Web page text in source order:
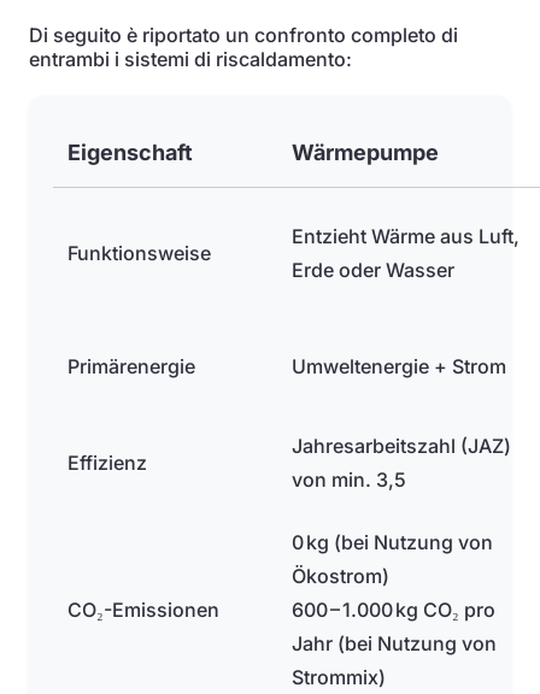
Di seguito è riportato un confronto completo di
entrambi i sistemi di riscaldamento:
Eigenschaft Wärmepumpe
Funktionsweise
Entzieht Wärme aus Luft,
Erde oder Wasser
Primärenergie Umweltenergie + Strom
Effizienz
Jahresarbeitszahl (JAZ)
von min. 3,5
CO₂-Emissionen
0 kg (bei Nutzung von
Ökostrom)
600 – 1.000 kg CO₂ pro
Jahr (bei Nutzung von
Strommix)